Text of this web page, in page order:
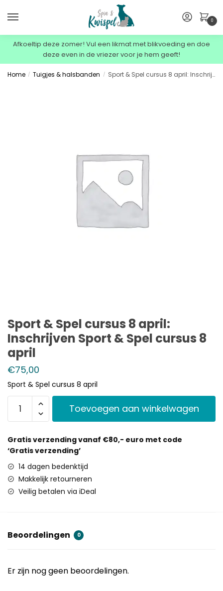
0
Afkoeltip deze zomer! Vul een likmat met blikvoeding en doe
deze even in de vriezer voor je hem geeft!
Home / Tuigjes & halsbanden / Sport & Spel cursus 8 april: Inschrijven Sport & Spel cursus 8 april
Sport & Spel cursus 8 april:
Inschrijven Sport & Spel cursus 8
april
€75,00
Sport & Spel cursus 8 april
Toevoegen aan winkelwagen
Gratis verzending vanaf €80,- euro met code
‘Gratis verzending’
14 dagen bedenktijd
Makkelijk retourneren
Veilig betalen via iDeal
Beoordelingen 0
Er zijn nog geen beoordelingen.